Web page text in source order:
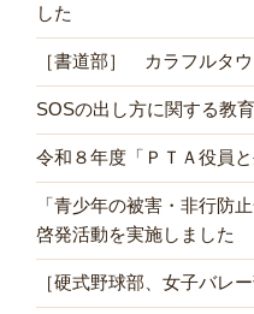
した
［書道部］ カラフルタ
SOSの出し方に関する教
令和８年度「ＰＴＡ役員と
「青少年の被害・非行防
啓発活動を実施しました
［硬式野球部、女子バレ